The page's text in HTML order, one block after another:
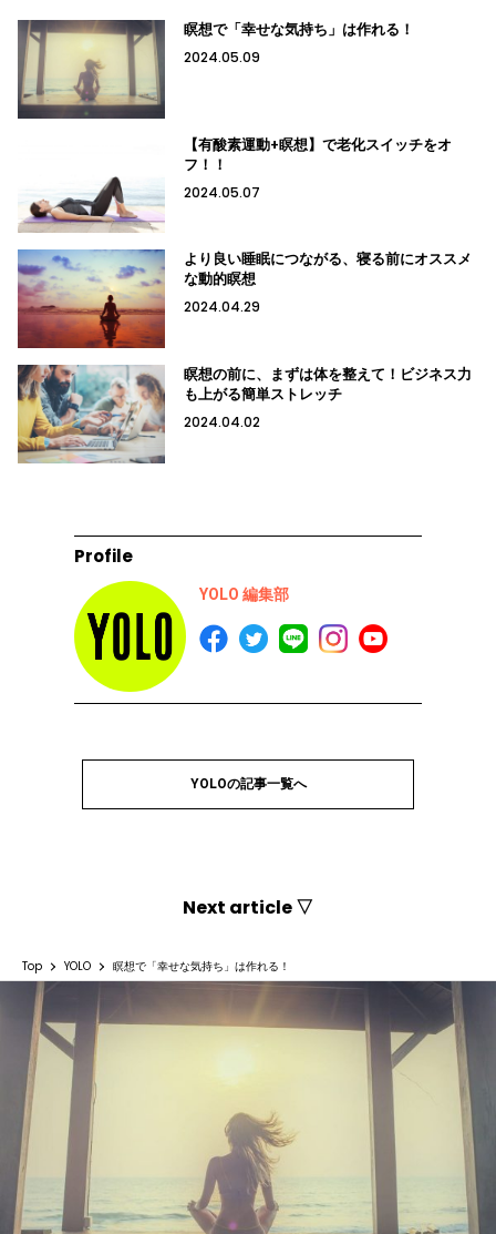
瞑想で「幸せな気持ち」は作れる！
2024.05.09
【有酸素運動+瞑想】で老化スイッチをオ
フ！！
2024.05.07
より良い睡眠につながる、寝る前にオススメ
な動的瞑想
2024.04.29
瞑想の前に、まずは体を整えて！ビジネス力
も上がる簡単ストレッチ
2024.04.02
Profile
YOLO 編集部
YOLOの記事一覧へ
Next article ▽
Top YOLO 瞑想で「幸せな気持ち」は作れる！